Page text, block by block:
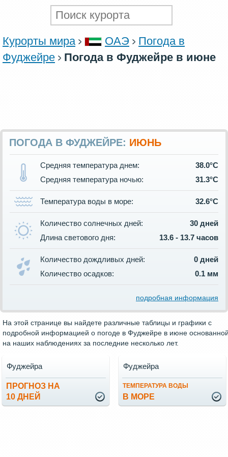
Курорты мира ОАЭ
Погода в
Фуджейре
Погода в Фуджейре в июне
ПОГОДА В ФУДЖЕЙРЕ: ИЮНЬ
Средняя температура днем:
38.0°C
Средняя температура ночью:
31.3°C
Температура воды в море: 32.6°C
Количество солнечных дней:
30 дней
Длина светового дня:
13.6 - 13.7 часов
Количество дождливых дней:
0 дней
Количество осадков:
0.1 мм
подробная информация
На этой странице вы найдете различные таблицы и графики с
подробной информацией о погоде в Фуджейре в июне
на наших наблюдениях за последние несколько лет.
ПРОГНОЗ НА
10 ДНЕЙ
Фуджейра
ТЕМПЕРАТУРА ВОДЫ
В МОРЕ
Фуджейра